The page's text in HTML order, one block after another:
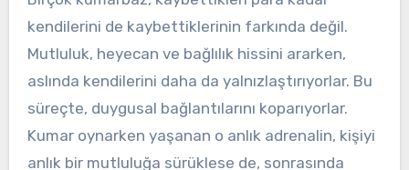
kendilerini de kaybettiklerinin farkında değil.
Mutluluk, heyecan ve bağlılık hissini ararken,
aslında kendilerini daha da yalnızlaştırıyorlar. Bu
süreçte, duygusal bağlantılarını koparıyorlar.
Kumar oynarken yaşanan o anlık adrenalin, kişiyi
anlık bir mutluluğa sürüklese de, sonrasında